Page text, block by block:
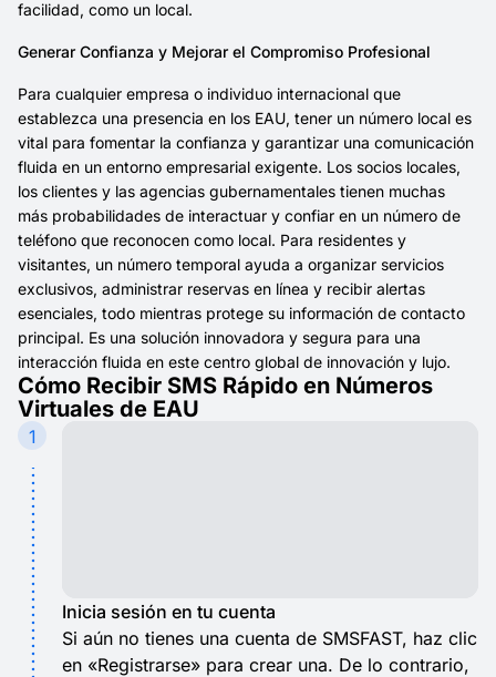
facilidad, como un local.
Generar Confianza y Mejorar el Compromiso Profesional
Para cualquier empresa o individuo internacional que
establezca una presencia en los EAU, tener un número local es
vital para fomentar la confianza y garantizar una comunicación
fluida en un entorno empresarial exigente. Los socios locales,
los clientes y las agencias gubernamentales tienen muchas
más probabilidades de interactuar y confiar en un número de
teléfono que reconocen como local. Para residentes y
visitantes, un número temporal ayuda a organizar servicios
exclusivos, administrar reservas en línea y recibir alertas
esenciales, todo mientras protege su información de contacto
principal. Es una solución innovadora y segura para una
interacción fluida en este centro global de innovación y lujo.
Cómo Recibir SMS Rápido en Números
Virtuales de EAU
1
Inicia sesión en tu cuenta
Si aún no tienes una cuenta de SMSFAST, haz clic
en «Registrarse» para crear una. De lo contrario,